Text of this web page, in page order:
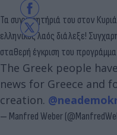
Τα συγχαρητήριά του στον
ελληνικός λαός διάλεξε!
σταθερή έγκριση του
The Greek people
news for Greece and
creation.
— Manfred Weber